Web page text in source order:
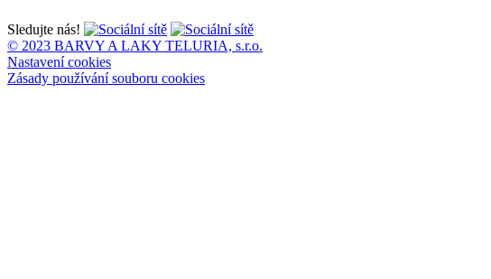
Sledujte nás!
© 2023 BARVY A LAKY TELURIA, s.r.o.
Nastavení cookies
Zásady používání souboru cookies